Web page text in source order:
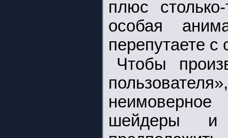
плюс
особая
перепутаете с
Чтобы
неимоверное
шейдеры и